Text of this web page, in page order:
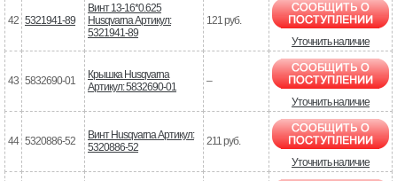
42 5321941-89
Винт 13-16*0.625
Husqvarna Артикул:
5321941-89
121 руб.
Уточнить наличие
43 5832690-01
Крышка Husqvarna
Артикул: 5832690-01
–
Уточнить наличие
44 5320886-52
Винт Husqvarna Артикул:
5320886-52
211 руб.
Уточнить наличие